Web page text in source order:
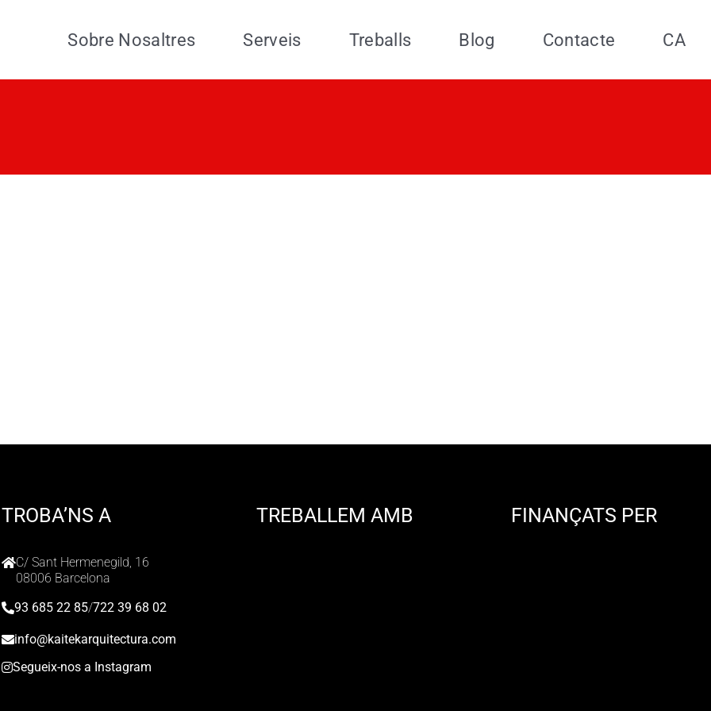
Sobre Nosaltres Serveis Treballs Blog Contacte CA
TROBA’NS A
C/ Sant Hermenegild, 16
08006 Barcelona
93 685 22 85/722 39 68 02
info@kaitekarquitectura.com
Segueix-nos a Instagram
TREBALLEM AMB FINANÇATS PER